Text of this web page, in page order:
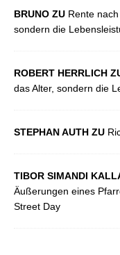
BRUNO ZU Rente
sondern die
ROBERT HERRLICH
das Alter, sondern die
STEPHAN AUTH ZU
TIBOR SIMANDI
Äußerungen eines
Street Day